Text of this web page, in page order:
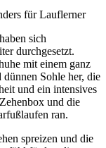
für Lauflerner
sich
durchgesetzt.
mit einem ganz
Sohle her, die
und ein intensives
und die
ran.
spreizen und die